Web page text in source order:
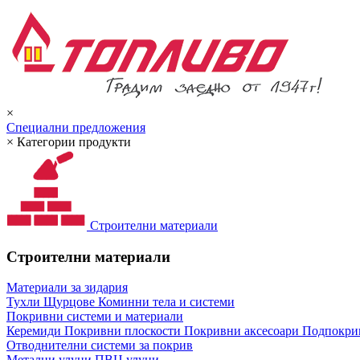
×
Специални предложения
× Категории продукти
Строителни материали
Строителни материали
Материали за зидария
Тухли Щурцове Коминни тела и системи
Покривни системи и материали
Керемиди Покривни плоскости Покривни аксесоари
Отводнителни системи за покрив